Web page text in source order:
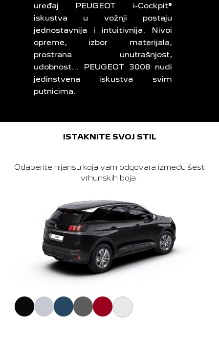
uređaj PEUGEOT i-Cockpit®
iskustva u vožnji postaju
jednostavnija i intuitivnija. Nivoi
opreme, izbor materijala,
prostrana unutrašnjost,
udobnost... PEUGEOT 3008 nudi
jedinstvena iskustva svim
putnicima.
ISTAKNITE SVOJ STIL
Odaberite nijansu koja vam odgovara između šest
vrhunskih boja.